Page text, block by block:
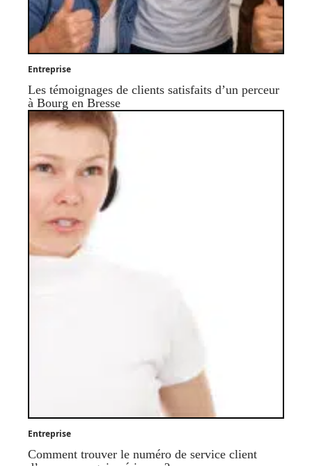
Entreprise
Les témoignages de clients satisfaits d’un perceur
à Bourg en Bresse
Entreprise
Comment trouver le numéro de service client